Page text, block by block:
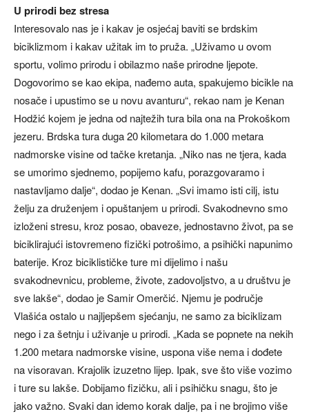
U prirodi bez stresa
Interesovalo nas je i kakav je osjećaj baviti se brdskim
biciklizmom i kakav užitak im to pruža. „Uživamo u ovom
sportu, volimo prirodu i obilazmo naše prirodne ljepote.
Dogovorimo se kao ekipa, nađemo auta, spakujemo bicikle na
nosače i upustimo se u novu avanturu“, rekao nam je Kenan
Hodžić kojem je jedna od najtežih tura bila ona na Prokoškom
jezeru. Brdska tura duga 20 kilometara do 1.000 metara
nadmorske visine od tačke kretanja. „Niko nas ne tjera, kada
se umorimo sjednemo, popijemo kafu, porazgovaramo i
nastavljamo dalje“, dodao je Kenan. „Svi imamo isti cilj, istu
želju za druženjem i opuštanjem u prirodi. Svakodnevno smo
izloženi stresu, kroz posao, obaveze, jednostavno život, pa se
biciklirajući istovremeno fizički potrošimo, a psihički napunimo
baterije. Kroz biciklističke ture mi dijelimo i našu
svakodnevnicu, probleme, živote, zadovoljstvo, a u društvu je
sve lakše“, dodao je Samir Omerčić. Njemu je područje
Vlašića ostalo u najljepšem sjećanju, ne samo za biciklizam
nego i za šetnju i uživanje u prirodi. „Kada se popnete na nekih
1.200 metara nadmorske visine, uspona više nema i dođete
na visoravan. Krajolik izuzetno lijep. Ipak, sve što više vozimo
i ture su lakše. Dobijamo fizičku, ali i psihičku snagu, što je
jako važno. Svaki dan idemo korak dalje, pa i ne brojimo više